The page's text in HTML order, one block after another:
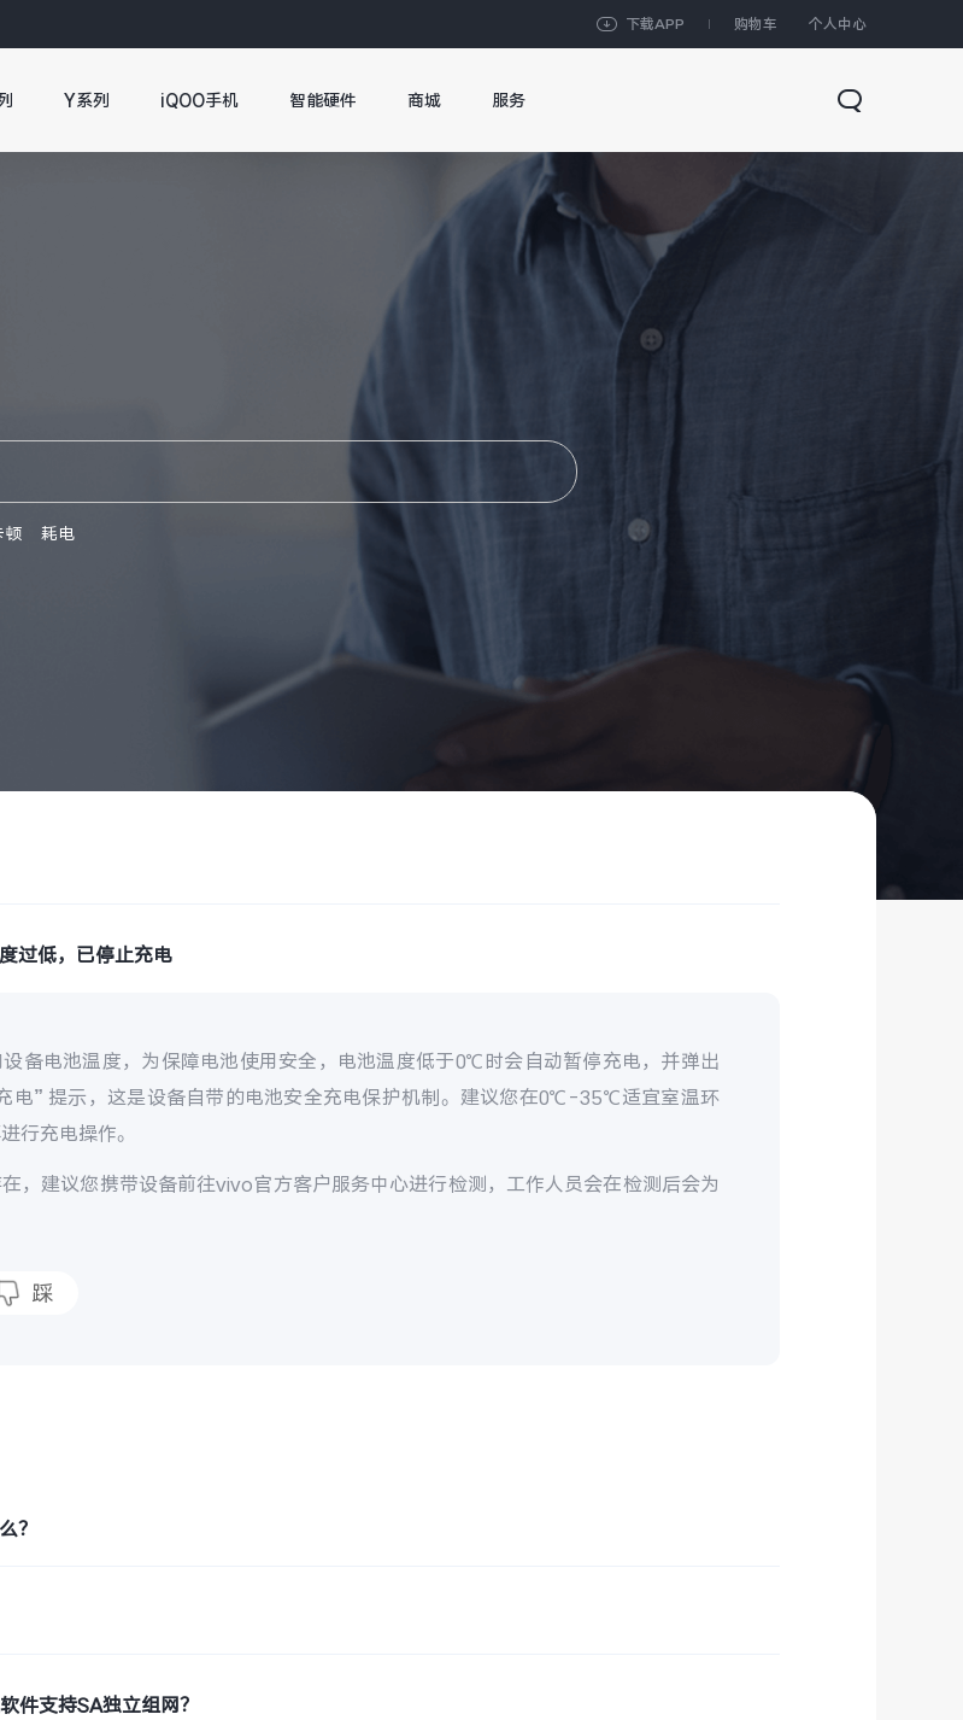
下载APP 购物车 个人中心
Y系列 iQOO手机 智能硬件 商城 服务
顿 耗电
过低，已停止充电
备电池温度，为保障电池使用安全，电池温度低于0℃时会自动暂停充电，并弹出
电” 提示，这是设备自带的电池安全充电保护机制。建议您在0℃-35℃适宜室温环
行充电操作。
，建议您携带设备前往vivo官方客户服务中心进行检测，工作人员会在检测后会为
踩
？
件支持SA独立组网？